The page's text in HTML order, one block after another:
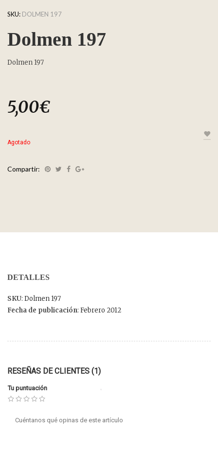
SKU: DOLMEN 197
Dolmen 197
Dolmen 197
5,00€
Agotado
Compartir:
DETALLES
SKU: Dolmen 197
Fecha de publicación: Febrero 2012
RESEÑAS DE CLIENTES (1)
Tu puntuación